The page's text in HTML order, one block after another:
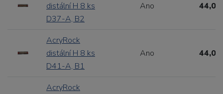
distální H 8 ks
D37-A, B2
Ano 44,00
AcryRock
distální H 8 ks
D41-A, B1
Ano 44,00
AcryRock